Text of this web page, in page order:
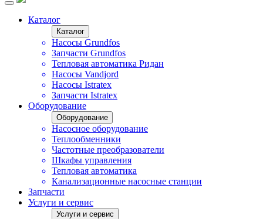
Каталог
Каталог
Насосы Grundfos
Запчасти Grundfos
Тепловая автоматика Ридан
Насосы Vandjord
Насосы Istratex
Запчасти Istratex
Оборудование
Оборудование
Насосное оборудование
Теплообменники
Частотные преобразователи
Шкафы управления
Тепловая автоматика
Канализационные насосные станции
Запчасти
Услуги и сервис
Услуги и сервис